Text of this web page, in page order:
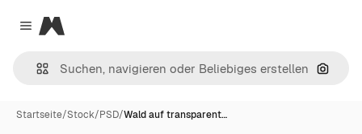
Close menu
Magnific
Nach
Startseite/Stock/PSD/Wald auf transparent…